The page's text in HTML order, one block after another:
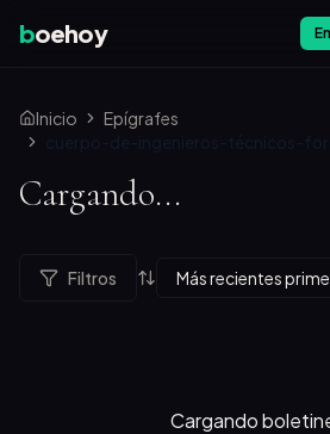
boehoy
Inicio
Epígrafes
cuerpo-de-ingenieros-técnicos-
Cargando...
Filtros
Cargando